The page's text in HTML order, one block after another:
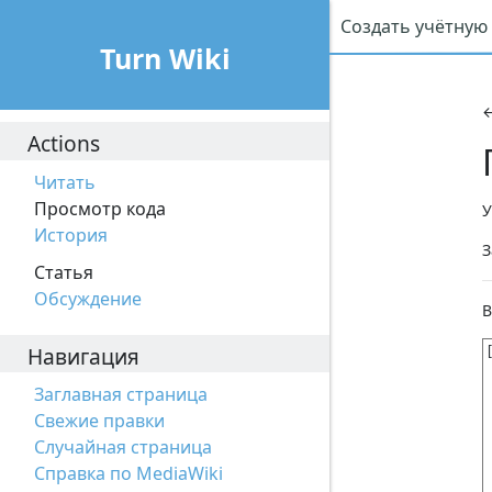
Создать
Turn Wiki
Actions
Читать
Просмотр кода
История
Статья
Обсуждение
Навигация
Заглавная страница
Свежие правки
Случайная страница
Справка по MediaWiki